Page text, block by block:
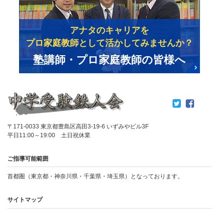
〒171-0033 東京都豊島区高田3-19-6 いずみやビル3F
平日11:00～19:00 土日祝休業
ご指導可能範囲
首都圏（東京都・神奈川県・千葉県・埼玉県）となっております。
サイトマップ
アナタのキャリアを
プロ家庭教師として活かしてみませんか？
塾講師・プロ家庭教師の皆様へ